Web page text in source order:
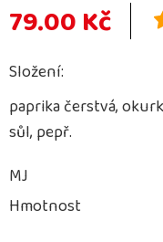
79.00 Kč
Složení:
paprika čerstvá,
sůl, pepř.
MJ
Hmotnost